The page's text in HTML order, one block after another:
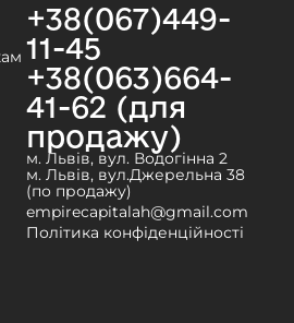
+38(067)449-
11-45
+38(063)664-
41-62 (для
продажу)
м. Львів, вул. Водогінна 2
м. Львів, вул.Джерельна 38
(по продажу)
empirecapitalah@gmail.com
Політика конфіденційності